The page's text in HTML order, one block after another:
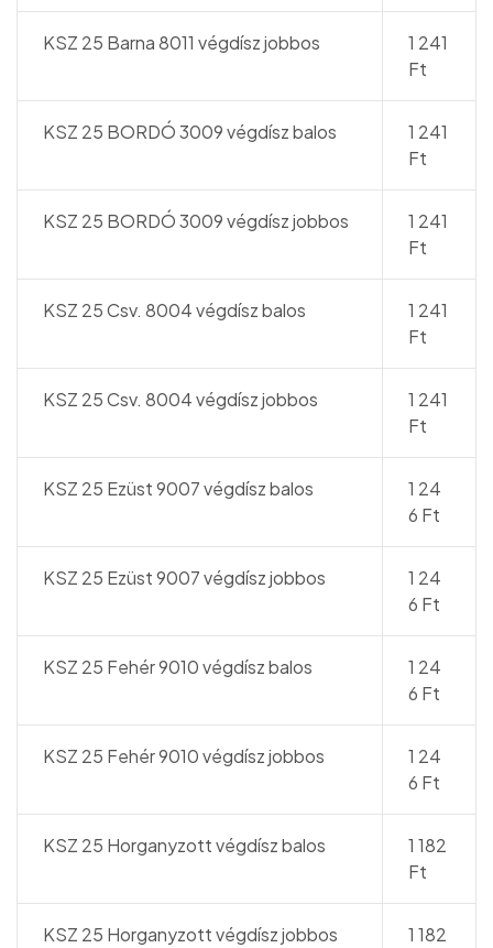
KSZ 25 Barna 8011 végdísz jobbos
1 241
Ft
KSZ 25 BORDÓ 3009 végdísz balos
1 241
Ft
KSZ 25 BORDÓ 3009 végdísz jobbos
1 241
Ft
KSZ 25 Csv. 8004 végdísz balos
1 241
Ft
KSZ 25 Csv. 8004 végdísz jobbos
1 241
Ft
KSZ 25 Ezüst 9007 végdísz balos
1 24
6 Ft
KSZ 25 Ezüst 9007 végdísz jobbos
1 24
6 Ft
KSZ 25 Fehér 9010 végdísz balos
1 24
6 Ft
KSZ 25 Fehér 9010 végdísz jobbos
1 24
6 Ft
KSZ 25 Horganyzott végdísz balos
1 182
Ft
KSZ 25 Horganyzott végdísz jobbos
1 182